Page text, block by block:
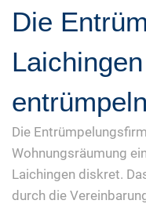
Die
Die
Wohnungsräumung
Laichingen diskret.
durch die